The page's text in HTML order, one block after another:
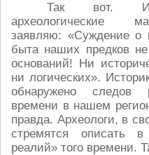
Так вот.
археологические
заявляю: «Суждение о
быта наших предков
оснований! Ни
ни логических».
обнаружено следов
времени в нашем
правда. Археологи, в
стремятся описать в
реалий» того времени.